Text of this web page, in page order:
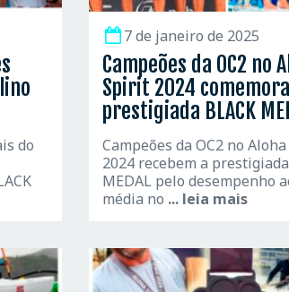
do
7 de janeiro de 2025
Campeões da OC2 no
Spirit 2024
prestigiada BLACK
Campeões da OC2 no
2024 recebem a
MEDAL pelo desempenho
média no ... leia mais